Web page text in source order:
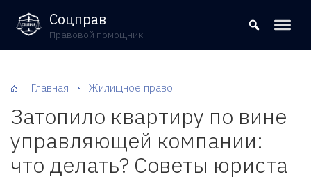
8 (800) 302-09-37
Соцправ
Правовой помощник
Главная Жилищное право
Затопило квартиру по вине
управляющей компании:
что делать? Советы юриста